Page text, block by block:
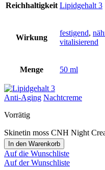
Reichhaltigkeit Lipidgehalt 3
Wirkung
festigend,
vitalisierend
Menge 50 ml
Anti-Aging Nachtcreme
Vorrätig
Skinetin moss CNH Night
In den Warenkorb
Auf die Wunschliste
Auf der Wunschliste